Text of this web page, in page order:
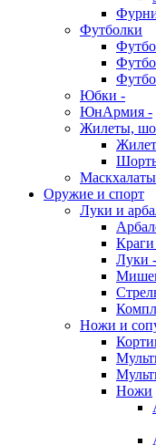
Футболки
Юбки -
ЮнАрмия -
Жилеты,
Оружие и спорт
Луки и
Луки -
Ножи и
Ножи